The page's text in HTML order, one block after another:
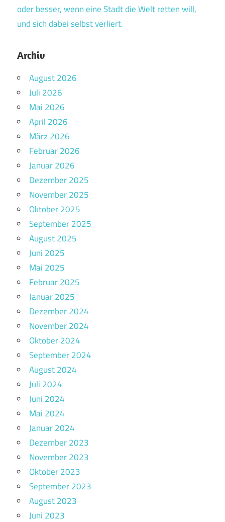
oder besser, wenn eine Stadt die Welt retten will,
und sich dabei selbst verliert.
Archiv
August 2026
Juli 2026
Mai 2026
April 2026
März 2026
Februar 2026
Januar 2026
Dezember 2025
November 2025
Oktober 2025
September 2025
August 2025
Juni 2025
Mai 2025
Februar 2025
Januar 2025
Dezember 2024
November 2024
Oktober 2024
September 2024
August 2024
Juli 2024
Juni 2024
Mai 2024
Januar 2024
Dezember 2023
November 2023
Oktober 2023
September 2023
August 2023
Juni 2023